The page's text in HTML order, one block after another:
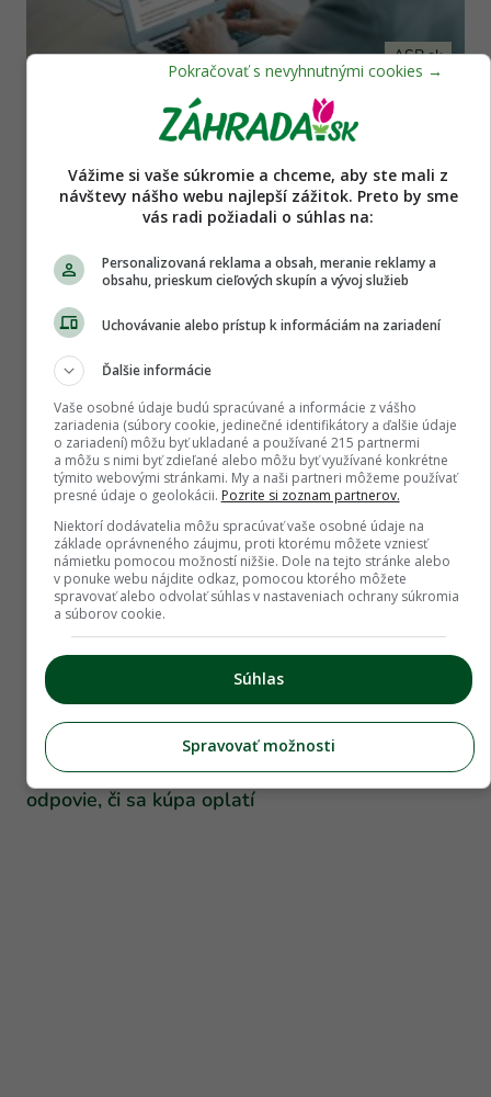
ASB.sk
Staňte sa členom Klubu ASB a získajte prístup
k exkluzívnym informáciám
Urob si sám
Čo robiť, ak mačka škriabe nábytok?
Vyskúšajte trik s citrusmi alebo bublinkovou
fóliou
Slušná priamočiara píla pod 50 eur? Test vám
odpovie, či sa kúpa oplatí
Vážime si vaše súkromie a chceme, aby ste mali z
návštevy nášho webu najlepší zážitok. Preto by sme
vás radi požiadali o súhlas na:
Personalizovaná reklama a obsah, meranie reklamy a
obsahu, prieskum cieľových skupín a vývoj služieb
Uchovávanie alebo prístup k informáciám na zariadení
Ďalšie informácie
Vaše osobné údaje budú spracúvané a informácie z vášho
zariadenia (súbory cookie, jedinečné identifikátory a ďalšie údaje
o zariadení) môžu byť ukladané a používané 215 partnermi
a môžu s nimi byť zdieľané alebo môžu byť využívané konkrétne
týmito webovými stránkami. My a naši partneri môžeme používať
presné údaje o geolokácii. Pozrite si zoznam partnerov.
Niektorí dodávatelia môžu spracúvať vaše osobné údaje na
základe oprávneného záujmu, proti ktorému môžete vzniesť
námietku pomocou možností nižšie. Dole na tejto stránke alebo
v ponuke webu nájdite odkaz, pomocou ktorého môžete
spravovať alebo odvolať súhlas v nastaveniach ochrany súkromia
a súborov cookie.
Súhlas
Spravovať možnosti